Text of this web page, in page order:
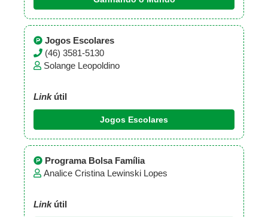
Jogos Escolares
(46) 3581-5130
Solange Leopoldino
Linkútil
Jogos Escolares
Programa Bolsa Família
Analice Cristina Lewinski Lopes
Linkútil